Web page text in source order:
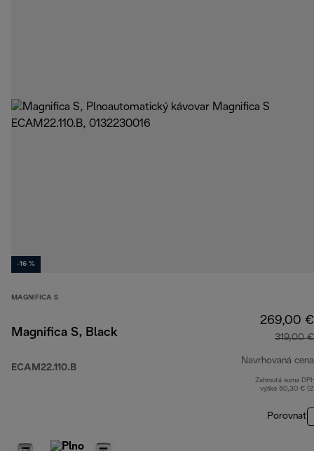
-16 %
MAGNIFICA S
Magnifica S, Black
ECAM22.110.B
269,00 €
319,00 €
Navrhovaná cena
Zahrnutá suma
výške 50,30 €
Porovnať